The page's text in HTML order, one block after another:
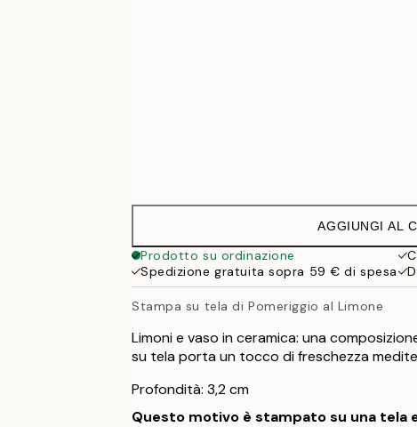
AGGIUNGI AL
Prodotto su ordinazione
Spedizione gratuita sopra 59 € di spesa
Stampa su tela di Pomeriggio al Limone
Limoni e vaso in ceramica: una
su tela porta un tocco di freschezza
Profondità: 3,2 cm
Questo motivo è stampato su una tela